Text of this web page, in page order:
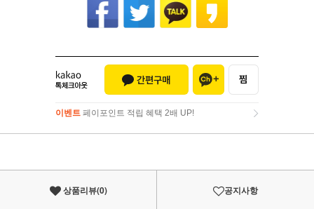
이벤트 페이포인트 적립 혜택 2배 UP!
이벤트페이포인트 적립 혜택 2배 UP!
상품리뷰(0) 공지사항